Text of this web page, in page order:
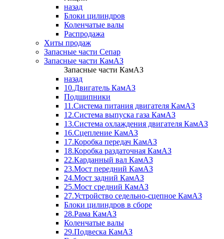
назад
Блоки цилиндров
Коленчатые валы
Распродажа
Хиты продаж
Запасные части Сепар
Запасные части КамАЗ
Запасные части КамАЗ
назад
10.Двигатель КамАЗ
Подшипники
11.Система питания двигателя КамАЗ
12.Система выпуска газа КамАЗ
13.Система охлаждения двигателя КамАЗ
16.Сцепление КамАЗ
17.Коробка передач КамАЗ
18.Коробка раздаточная КамАЗ
22.Карданный вал КамАЗ
23.Мост передний КамАЗ
24.Мост задний КамАЗ
25.Мост средний КамАЗ
27.Устройство седельно-сцепное КамАЗ
Блоки цилиндров в сборе
28.Рама КамАЗ
Коленчатые валы
29.Подвеска КамАЗ